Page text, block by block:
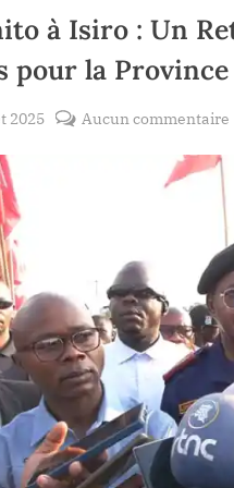
à Isiro : Un
pour la Province
2025
Aucun commentaire